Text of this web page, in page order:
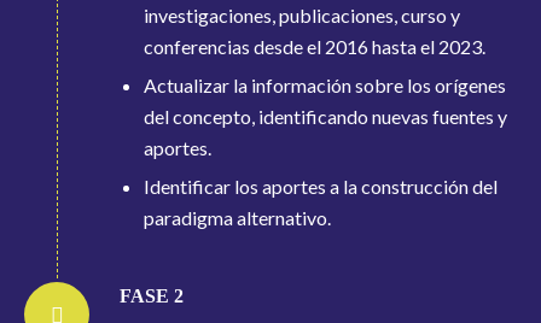
investigaciones, publicaciones, curso y
conferencias desde el 2016 hasta el 2023.
Actualizar la información sobre los orígenes
del concepto, identificando nuevas fuentes y
aportes.
Identificar los aportes a la construcción del
paradigma alternativo.
FASE 2